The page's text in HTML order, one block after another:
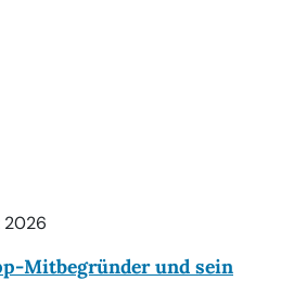
2026
Mitbegründer und sein